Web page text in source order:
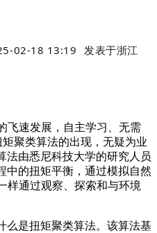
02-18 13:19 发表于浙江
速发展，自主学习、无需
聚类算法的出现，无疑为业
法由悉尼科技大学的研究人员
中的扭矩平衡，通过模拟自然
样通过观察、探索和与环境
是扭矩聚类算法。该算法基